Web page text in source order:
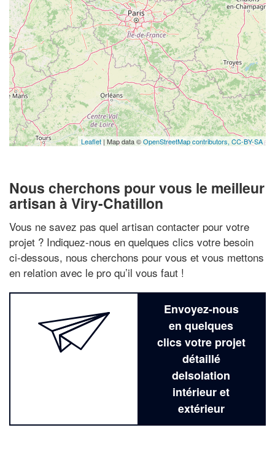
Leaflet | Map data ©OpenStreetMap contributors, CC-BY-SA
Nous cherchons pour vous le meilleur
artisan à Viry-Chatillon
Vous ne savez pas quel artisan contacter pour votre
projet ? Indiquez-nous en quelques clics votre besoin
ci-dessous, nous cherchons pour vous et vous mettons
en relation avec le pro qu’il vous faut !
Envoyez-nous
en quelques
clics votre projet
détaillé
deIsolation
intérieur et
extérieur